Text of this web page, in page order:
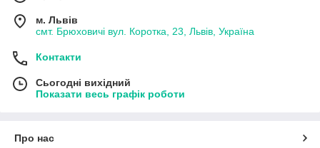
м. Львів
смт. Брюховичі вул. Коротка, 23, Львів, Україна
Контакти
Сьогодні вихідний
Показати весь графік роботи
Про нас